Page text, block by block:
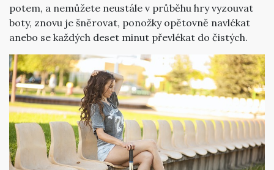
potem, a nemůžete neustále v průběhu hry vyzouvat
boty, znovu je šněrovat, ponožky opětovně navlékat
anebo se každých deset minut převlékat do čistých.